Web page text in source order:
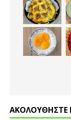
ΑΚΟΛΟΥΘΗΣΤΕ